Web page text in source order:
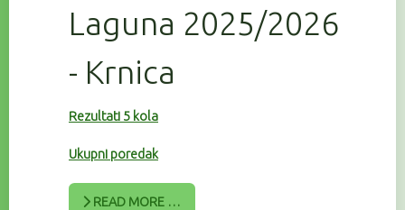
Laguna 2025/2026
- Krnica
Rezultati 5 kola
Ukupni poredak
READ MORE …